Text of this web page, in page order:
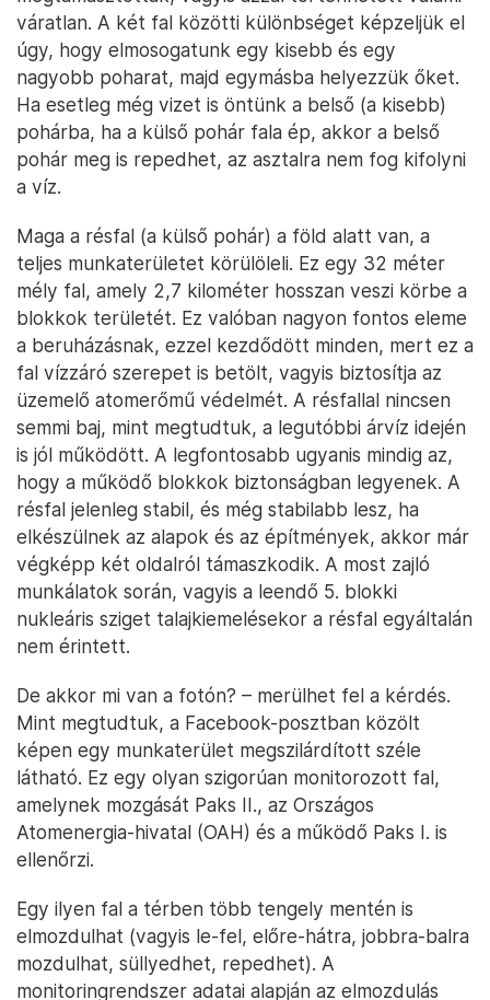
váratlan. A két fal közötti különbséget képzeljük el
úgy, hogy elmosogatunk egy kisebb és egy
nagyobb poharat, majd egymásba helyezzük őket.
Ha esetleg még vizet is öntünk a belső (a kisebb)
pohárba, ha a külső pohár fala ép, akkor a belső
pohár meg is repedhet, az asztalra nem fog kifolyni
a víz.
Maga a résfal (a külső pohár) a föld alatt van, a
teljes munkaterületet körülöleli. Ez egy 32 méter
mély fal, amely 2,7 kilométer hosszan veszi körbe a
blokkok területét. Ez valóban nagyon fontos eleme
a beruházásnak, ezzel kezdődött minden, mert ez a
fal vízzáró szerepet is betölt, vagyis biztosítja az
üzemelő atomerőmű védelmét. A résfallal nincsen
semmi baj, mint megtudtuk, a legutóbbi árvíz idején
is jól működött. A legfontosabb ugyanis mindig az,
hogy a működő blokkok biztonságban legyenek. A
résfal jelenleg stabil, és még stabilabb lesz, ha
elkészülnek az alapok és az építmények, akkor már
végképp két oldalról támaszkodik. A most zajló
munkálatok során, vagyis a leendő 5. blokki
nukleáris sziget talajkiemelésekor a résfal egyáltalán
nem érintett.
De akkor mi van a fotón? – merülhet fel a kérdés.
Mint megtudtuk, a Facebook-posztban közölt
képen egy munkaterület megszilárdított széle
látható. Ez egy olyan szigorúan monitorozott fal,
amelynek mozgását Paks II., az Országos
Atomenergia-hivatal (OAH) és a működő Paks I. is
ellenőrzi.
Egy ilyen fal a térben több tengely mentén is
elmozdulhat (vagyis le-fel, előre-hátra, jobbra-balra
mozdulhat, süllyedhet, repedhet). A
monitoringrendszer adatai alapján az elmozdulás